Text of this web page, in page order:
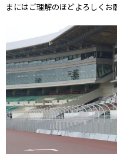
まにはご理解のほどよろしくお